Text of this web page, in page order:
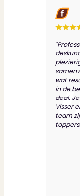
wat
in de
deal.
Visser
team